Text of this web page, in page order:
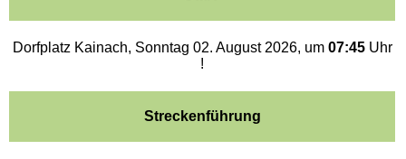
Dorfplatz Kainach, Sonntag 02. August 2026, um 07:45Uhr
!
Streckenführung